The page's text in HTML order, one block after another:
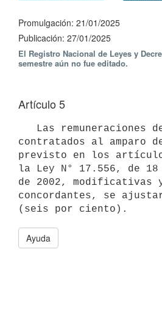
Promulgación: 21/01/2025
Publicación: 27/01/2025
El Registro Nacional de Leyes y
semestre aún no fue editado.
Artículo 5
contratados al amparo
previsto en los
la Ley N° 17.556, de 18
de 2002, modificativas
concordantes, se
Ayuda